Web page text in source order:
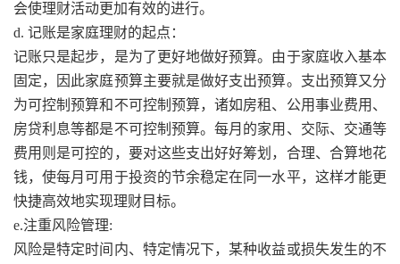
会使理财活动更加有效的进行。
d. 记账是家庭理财的起点：
记账只是起步，是为了更好地做好预算。由于家庭收入基本
固定，因此家庭预算主要就是做好支出预算。支出预算又分
为可控制预算和不可控制预算，诸如房租、公用事业费用、
房贷利息等都是不可控制预算。每月的家用、交际、交通等
费用则是可控的，要对这些支出好好筹划，合理、合算地花
钱，使每月可用于投资的节余稳定在同一水平，这样才能更
快捷高效地实现理财目标。
e.注重风险管理:
风险是特定时间内、特定情况下，某种收益或损失发生的不